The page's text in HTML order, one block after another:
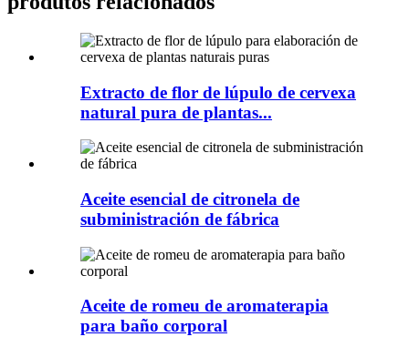
Extracto de flor de lúpulo de cervexa
natural pura de plantas...
Aceite esencial de citronela de
subministración de fábrica
Aceite de romeu de aromaterapia
para baño corporal